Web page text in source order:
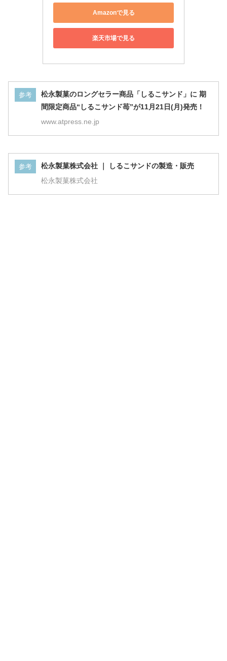
Amazonで見る
楽天市場で見る
参考
松永製菓のロングセラー商品「しるこサンド」に 期
間限定商品“しるこサンド苺”が11月21日(月)発売！
www.atpress.ne.jp
参考 松永製菓株式会社 ｜ しるこサンドの製造・販売
松永製菓株式会社